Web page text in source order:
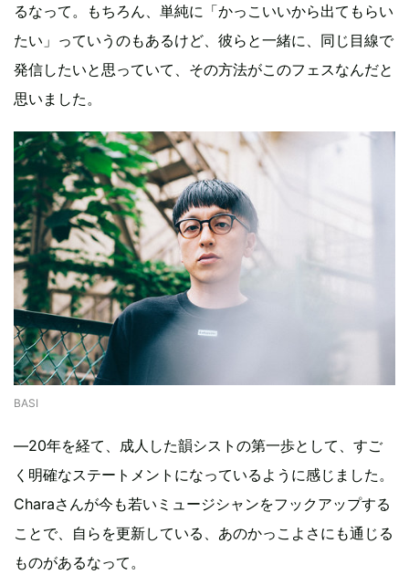
るなって。もちろん、単純に「かっこいいから出てもらい
たい」っていうのもあるけど、彼らと一緒に、同じ目線で
発信したいと思っていて、その方法がこのフェスなんだと
思いました。
BASI
―20年を経て、成人した韻シストの第一歩として、すご
く明確なステートメントになっているように感じました。
Charaさんが今も若いミュージシャンをフックアップする
ことで、自らを更新している、あのかっこよさにも通じる
ものがあるなって。